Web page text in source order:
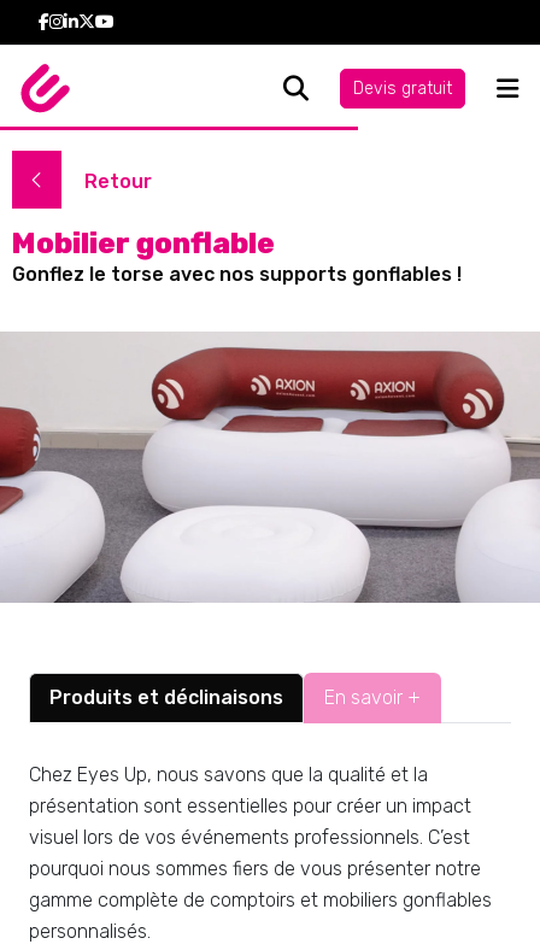
Devis gratuit
Retour
Mobilier gonflable
Gonflez le torse avec nos supports gonflables !
Produits et déclinaisons En savoir +
Chez Eyes Up, nous savons que la qualité et la
présentation sont essentielles pour créer un impact
visuel lors de vos événements professionnels. C’est
pourquoi nous sommes fiers de vous présenter notre
gamme complète de comptoirs et mobiliers gonflables
personnalisés.